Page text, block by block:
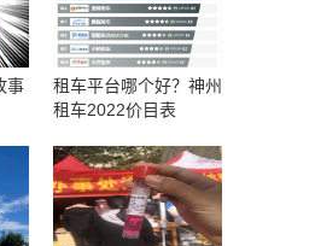
事
租车平台哪个好？神州
租车2022价目表